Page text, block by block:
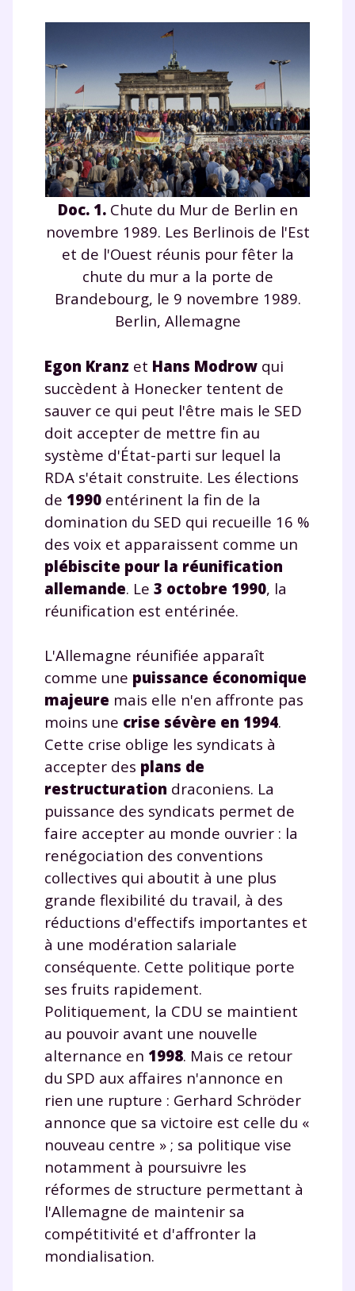
Doc. 1.Chute du Mur de Berlin en
novembre 1989. Les Berlinois de l'Est
et de l'Ouest réunis pour fêter la
chute du mur a la porte de
Brandebourg, le 9 novembre 1989.
Berlin, Allemagne
Egon Kranz et Hans Modrow qui
succèdent à Honecker tentent de
sauver ce qui peut l'être mais le SED
doit accepter de mettre fin au
système d'État-parti sur lequel la
RDA s'était construite. Les élections
de 1990 entérinent la fin de la
domination du SED qui recueille 16 %
des voix et apparaissent comme un
plébiscite pour la réunification
allemande. Le 3 octobre 1990, la
réunification est entérinée.
L'Allemagne réunifiée apparaît
comme une puissance économique
majeure mais elle n'en affronte pas
moins une crise sévère en 1994.
Cette crise oblige les syndicats à
accepter des plans de
restructuration draconiens. La
puissance des syndicats permet de
faire accepter au monde ouvrier : la
renégociation des conventions
collectives qui aboutit à une plus
grande flexibilité du travail, à des
réductions d'effectifs importantes et
à une modération salariale
conséquente. Cette politique porte
ses fruits rapidement.
Politiquement, la CDU se maintient
au pouvoir avant une nouvelle
alternance en 1998. Mais ce retour
du SPD aux affaires n'annonce en
rien une rupture : Gerhard Schröder
annonce que sa victoire est celle du «
nouveau centre » ; sa politique vise
notamment à poursuivre les
réformes de structure permettant à
l'Allemagne de maintenir sa
compétitivité et d'affronter la
mondialisation.